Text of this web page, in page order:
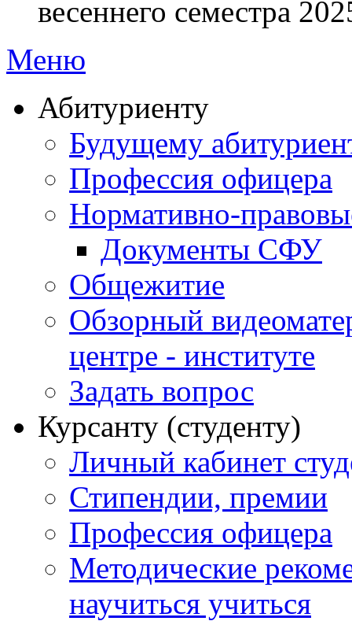
весеннего семестра
Меню
Абитуриенту
Будущему
Профессия офицера
Нормативно-
Документы СФУ
Общежитие
Обзорный
центре - институте
Задать вопрос
Курсанту (студенту)
Личный кабинет
Стипендии, премии
Профессия офицера
Методические
научиться учиться